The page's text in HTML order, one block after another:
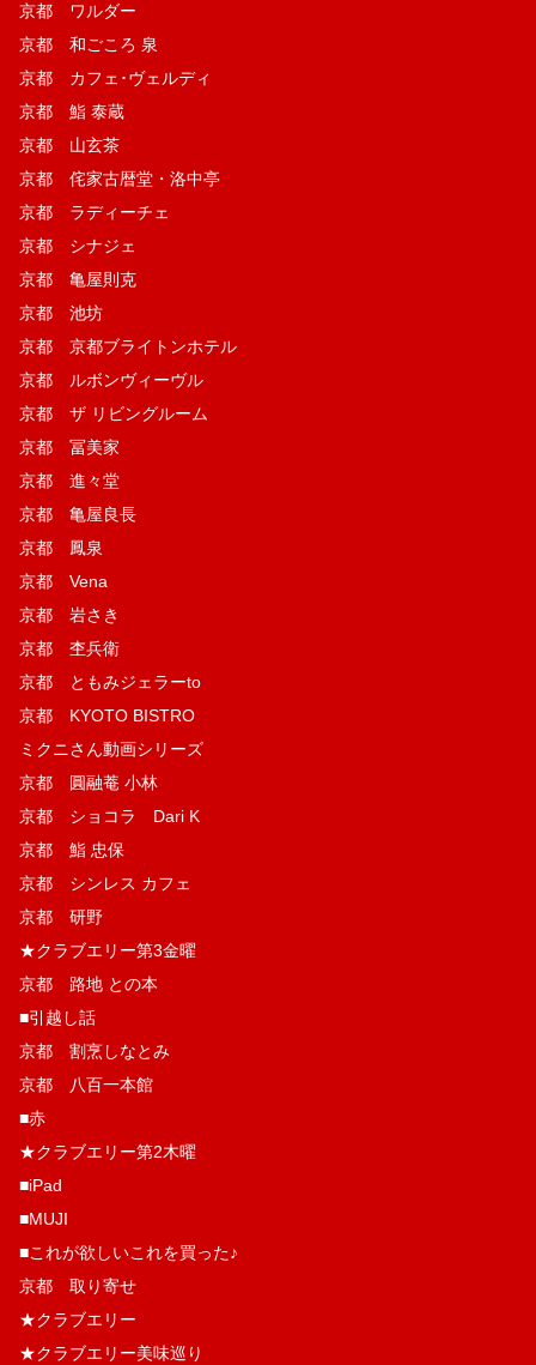
京都 ワルダー
京都 和ごころ 泉
京都 カフェ･ヴェルディ
京都 鮨 泰蔵
京都 山玄茶
京都 侘家古暦堂・洛中亭
京都 ラディーチェ
京都 シナジェ
京都 亀屋則克
京都 池坊
京都 京都ブライトンホテル
京都 ルボンヴィーヴル
京都 ザ リビングルーム
京都 冨美家
京都 進々堂
京都 亀屋良長
京都 鳳泉
京都 Vena
京都 岩さき
京都 杢兵衛
京都 ともみジェラーto
京都 KYOTO BISTRO
ミクニさん動画シリーズ
京都 圓融菴 小林
京都 ショコラ Dari K
京都 鮨 忠保
京都 シンレス カフェ
京都 研野
★クラブエリー第3金曜
京都 路地 との本
■引越し話
京都 割烹しなとみ
京都 八百一本館
■赤
★クラブエリー第2木曜
■iPad
■MUJI
■これが欲しいこれを買った♪
京都 取り寄せ
★クラブエリー
★クラブエリー美味巡り